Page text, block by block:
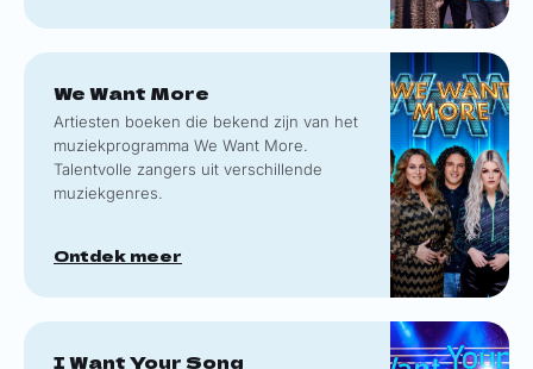
We Want More
Artiesten boeken die bekend zijn van het
muziekprogramma We Want More.
Talentvolle zangers uit verschillende
muziekgenres.
Ontdek meer
I Want Your Song